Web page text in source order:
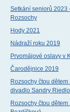
Setkání seniorů 2023
Rozsochy
Hody 2021
Nádraží roku 2019
Prvomájové oslavy v
Čarodějnice 2019
Rozsochy čtou
divadlo Sandry
Rozsochy čtou